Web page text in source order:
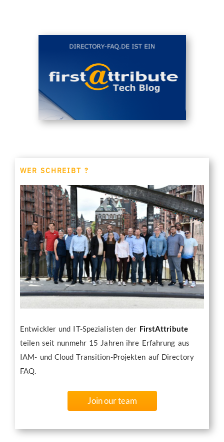
WER SCHREIBT ?
Entwickler und IT-Spezialisten der FirstAttribute
teilen seit nunmehr 15 Jahren ihre Erfahrung aus
IAM- und Cloud Transition-Projekten auf Directory
FAQ.
Join our team